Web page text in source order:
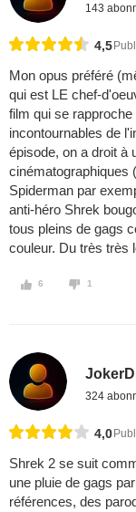
143
4,5
Mon opus préféré
qui est LE chef-
film qui se
incontournables de
épisode, on a droit à
cinématographiques
Spiderman par
anti-héro Shrek
tous pleins de gags
couleur. Du très très
6 1
324
4,0
Shrek 2 se suit
une pluie de gags
références, des